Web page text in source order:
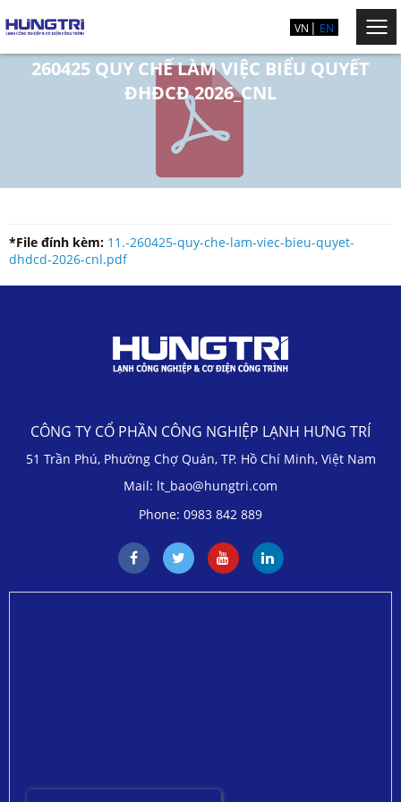
VN EN
260425 QUY CHẾ LÀM VIỆC BIỂU QUYẾT
ĐHĐCĐ 2026_CNL
*File đính kèm: 11.-260425-quy-che-lam-viec-bieu-quyet-
dhdcd-2026-cnl.pdf
CÔNG TY CỔ PHẦN CÔNG NGHIỆP LẠNH HƯNG TRÍ
51 Trần Phú, Phường Chợ Quán, TP. Hồ Chí Minh, Việt Nam
Mail: lt_bao@hungtri.com
Phone: 0983 842 889